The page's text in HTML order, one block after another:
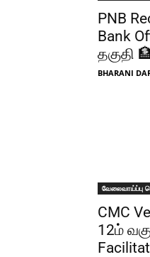
PNB
Bank
தகுதி
BHARANI
வேலைவாய்ப்பு
CMC
12ம்